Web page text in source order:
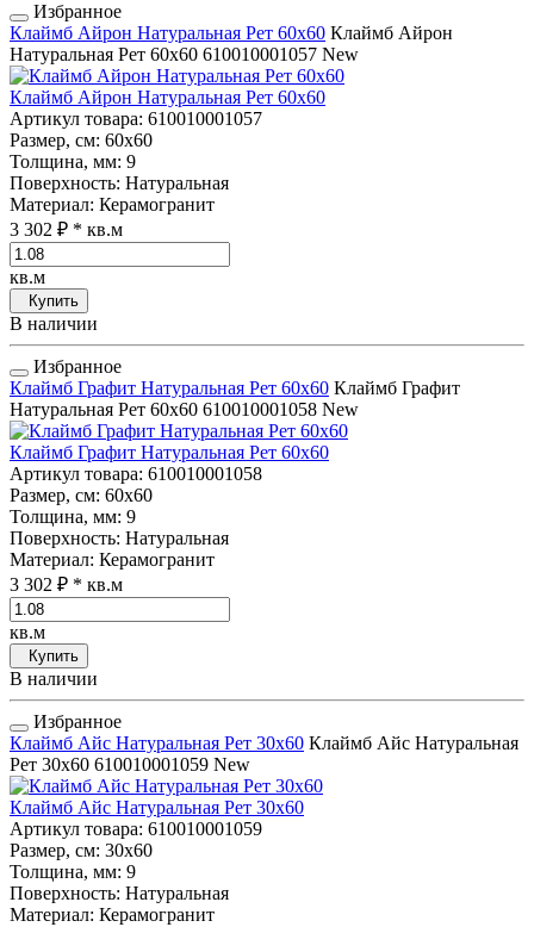
Избранное
Клаймб Айрон Натуральная Рет 60x60 Клаймб Айрон
Натуральная Рет 60x60 610010001057 New
Клаймб Айрон Натуральная Рет 60x60
Артикул товара: 610010001057
Размер, см: 60x60
Толщина, мм: 9
Поверхность: Натуральная
Материал: Керамогранит
3 302 ₽ * кв.м
кв.м
Купить
В наличии
Избранное
Клаймб Графит Натуральная Рет 60x60 Клаймб Графит
Натуральная Рет 60x60 610010001058 New
Клаймб Графит Натуральная Рет 60x60
Артикул товара: 610010001058
Размер, см: 60x60
Толщина, мм: 9
Поверхность: Натуральная
Материал: Керамогранит
3 302 ₽ * кв.м
кв.м
Купить
В наличии
Избранное
Клаймб Айс Натуральная Рет 30x60 Клаймб Айс Натуральная
Рет 30x60 610010001059 New
Клаймб Айс Натуральная Рет 30x60
Артикул товара: 610010001059
Размер, см: 30x60
Толщина, мм: 9
Поверхность: Натуральная
Материал: Керамогранит